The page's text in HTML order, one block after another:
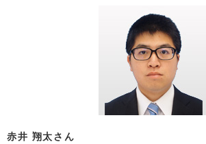
赤井 翔太さん